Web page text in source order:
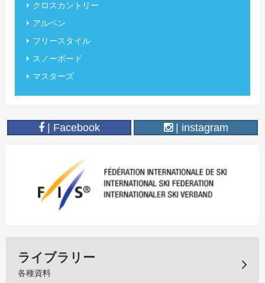
クロスカントリー
アルペン
フリースタイル
スノーボード
マスターズ
| Facebook | instagram
ライブラリー
各種資料